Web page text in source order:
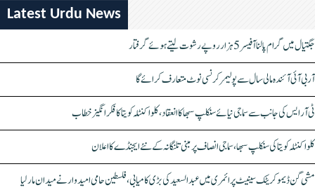
Latest Urdu News
جگتیال میں گرام پالنا آفیسر 5 ہزار روپے رشوت لیتے ہوئے گرفتار
آر بی آئی آئندہ مالی سال سے پولیمر کرنسی نوٹ متعارف کرائے گا
ٹی آر ایس کی جانب سے سماجی نیائے سنکلپ سبھا کا انعقاد، کلواکنٹلہ کویتا کا فکر انگیز خطاب
کلواکنٹلہ کویتا کی سنکلپ سبھا، سماجی انصاف پر مبنی تلنگانہ کے نئے ایجنڈے کا اعلان
مشی گن ڈیموکریٹک سینیٹ پرائمری میں عبدالسعید کی بڑی کامیابی، فلسطین حامی امیدوار نے میدان مار لیا